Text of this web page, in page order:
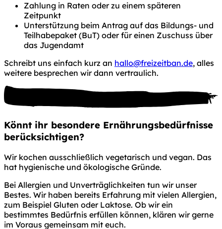
Zahlung in Raten oder zu einem späteren
Zeitpunkt
Unterstützung beim Antrag auf das Bildungs- und
Teilhabepaket (BuT) oder für einen Zuschuss über
das Jugendamt
Schreibt uns einfach kurz an hallo@freizeitban.de, alles
weitere besprechen wir dann vertraulich.
Könnt ihr besondere Ernährungsbedürfnisse
berücksichtigen?
Wir kochen ausschließlich vegetarisch und vegan. Das
hat hygienische und ökologische Gründe.
Bei Allergien und Unverträglichkeiten tun wir unser
Bestes. Wir haben bereits Erfahrung mit vielen Allergien,
zum Beispiel Gluten oder Laktose. Ob wir ein
bestimmtes Bedürfnis erfüllen können, klären wir gerne
im Voraus gemeinsam mit euch.